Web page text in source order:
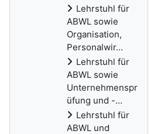
Lehrstuhl für
ABWL sowie
Organisation,
Personalwir...
Lehrstuhl für
ABWL sowie
Unternehmenspr
üfung und -...
Lehrstuhl für
ABWL und